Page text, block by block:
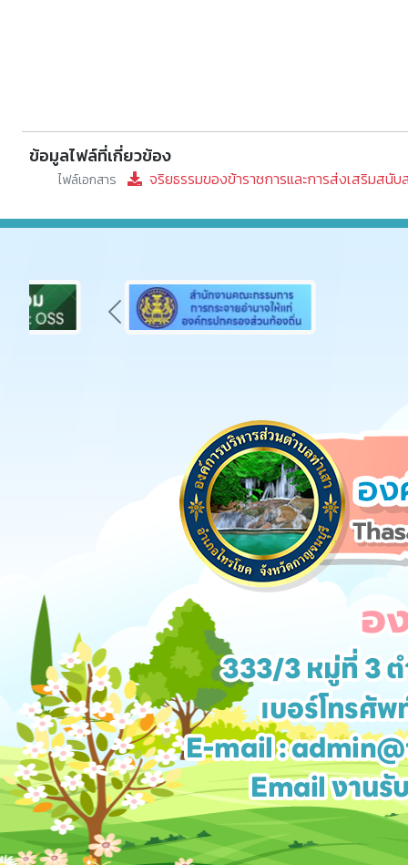
ข้อมูลไฟล์ที่เกี่ยวข้อง
ไฟล์เอกสาร จริยธรรมของข้าราชการและการส่งเสริมสนั
Previous